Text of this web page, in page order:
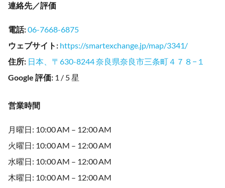
連絡先／評価
電話:06-7668-6875
ウェブサイト : https://smartexchange.jp/map/3341/
住所: 日本、〒630-8244 奈良県奈良市三条町４７８−１
Google 評価: 1 / 5 星
営業時間
月曜日: 10:00 AM – 12:00 AM
火曜日: 10:00 AM – 12:00 AM
水曜日: 10:00 AM – 12:00 AM
木曜日: 10:00 AM – 12:00 AM